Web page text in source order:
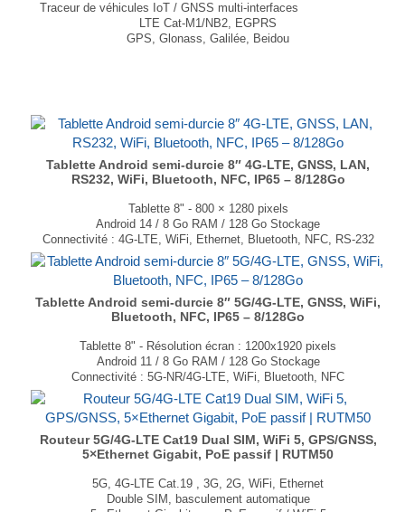
Traceur de véhicules IoT / GNSS multi-interfaces
LTE Cat-M1/NB2, EGPRS
GPS, Glonass, Galilée, Beidou
Poids : 320g
...
Tablette Android semi-durcie 8″ 4G-LTE, GNSS, LAN,
RS232, WiFi, Bluetooth, NFC, IP65 – 8/128Go
Tablette 8" - 800 × 1280 pixels
Android 14 / 8 Go RAM / 128 Go Stockage
Connectivité : 4G-LTE, WiFi, Ethernet, Bluetooth, NFC, RS-232
GPS/GNSS (GPS+Glonass+BeiDou)
Processeur(s) : MediaTek MT6789 / 2x ARM Cortex-A76 + 6x ARM Cortex-A55
Caméra avant 5MP et caméra arrière 13MP
...
Tablette Android semi-durcie 8″ 5G/4G-LTE, GNSS, WiFi,
Bluetooth, NFC, IP65 – 8/128Go
Tablette 8" - Résolution écran : 1200x1920 pixels
Android 11 / 8 Go RAM / 128 Go Stockage
Connectivité : 5G-NR/4G-LTE, WiFi, Bluetooth, NFC
Module GNSS (GPS/Glonass/Galileo/BeiDou)
2 Processeurs MediaTek MT6833
Caméra avant 5MP et caméra arrière 13MP
Dimensions : 219 x 139 x 12.5 mm
poids : 524gr
Routeur 5G/4G-LTE Cat19 Dual SIM, WiFi 5, GPS/GNSS,
5×Ethernet Gigabit, PoE passif | RUTM50
5G, 4G-LTE Cat.19 , 3G, 2G, WiFi, Ethernet
Double SIM, basculement automatique